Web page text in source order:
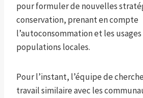
pour formuler de nouvelles
conservation, prenant en compte
l’autoconsommation et les
populations locales.
Pour l’instant, l’équipe de
travail similaire avec les